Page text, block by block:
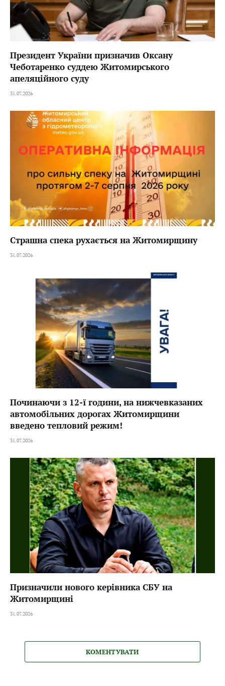
Президент України призначив Оксану
Чеботаренко суддею Житомирського
апеляційного суду
31.07.2026
Страшна спека рухається на Житомирщину
31.07.2026
Починаючи з 12-ї години, на нижчевказаних
автомобільних дорогах Житомирщини
введено тепловий режим!
31.07.2026
Призначили нового керівника СБУ на
Житомирщині
31.07.2026
КОМЕНТУВАТИ